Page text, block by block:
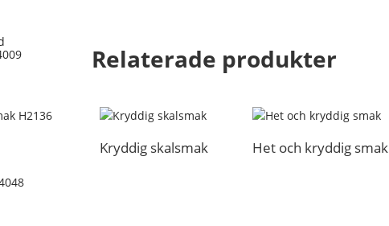
H2136
Relaterade produkter
Kryddig skalsmak
Het och kryddig smak